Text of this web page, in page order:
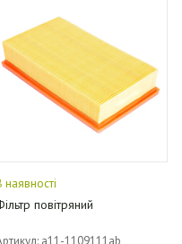
наявності
повітряний
a11-1109111ab